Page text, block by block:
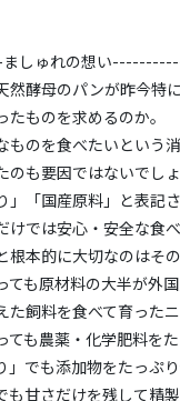
しゅれの想い
然酵母のパンが昨今特
ものを求めるのか。
ものを食べたいという
も要因ではないでしょ
」「国産原料」と表記
けでは安心・安全な食
本的に大切なのはそ
ても原材料の大半が外
飼料を食べて育ったニ
ても農薬・化学肥料を
」でも添加物をたっぷ
も甘さだけを残して精